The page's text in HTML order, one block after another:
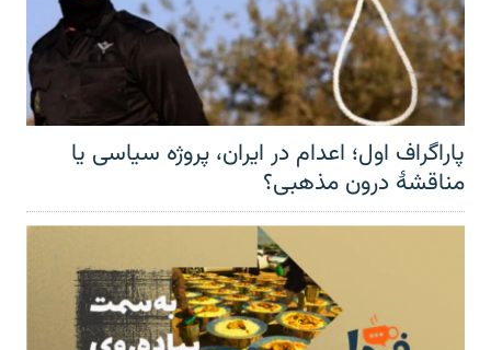
پاراگراف اول؛ اعدام در ایران، پروژه سیاسی یا
مناقشهٔ درون مذهبی؟